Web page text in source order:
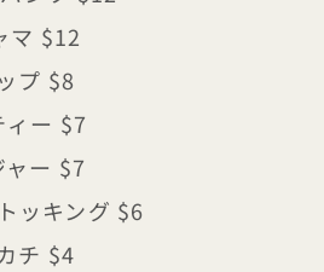
マ $12
プ $8
ィー $7
ャー $7
ッキング $6
チ $4